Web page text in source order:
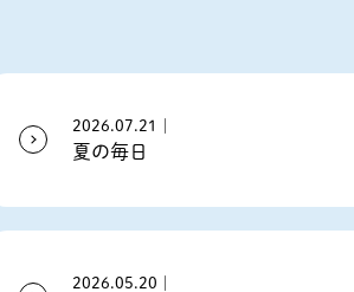
2026.07.21｜
夏の毎日
2026.05.20｜